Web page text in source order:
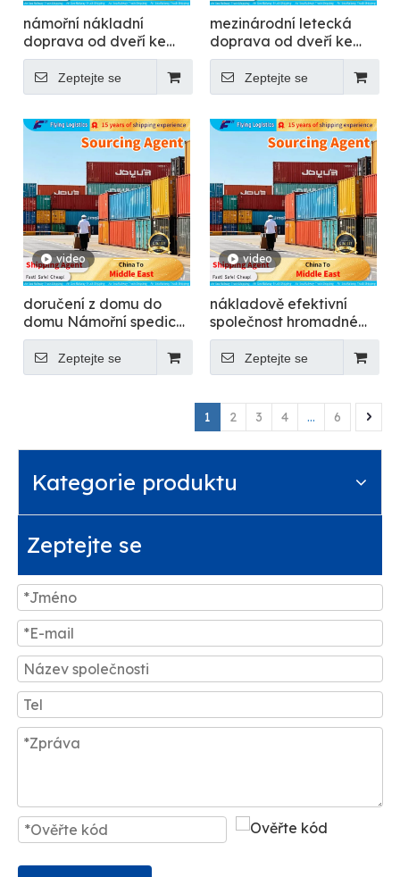
námořní nákladní
doprava od dveří ke
dveřím – létání
Zeptejte se
mezinárodní letecká
doprava od dveří ke
dveřím do více než 200
zemí – létání
Zeptejte se
video
doručení z domu do
domu Námořní spedice
- létání
Zeptejte se
video
nákladově efektivní
společnost hromadné
letecké přepravy -
FlyingZeptejte se
1 2 3 4 ... 6
Kategorie produktu
Zeptejte se